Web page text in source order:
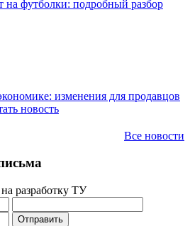
на футболки: подробный разбор
изменения для продавцов
новость
Все новости
разработку ТУ